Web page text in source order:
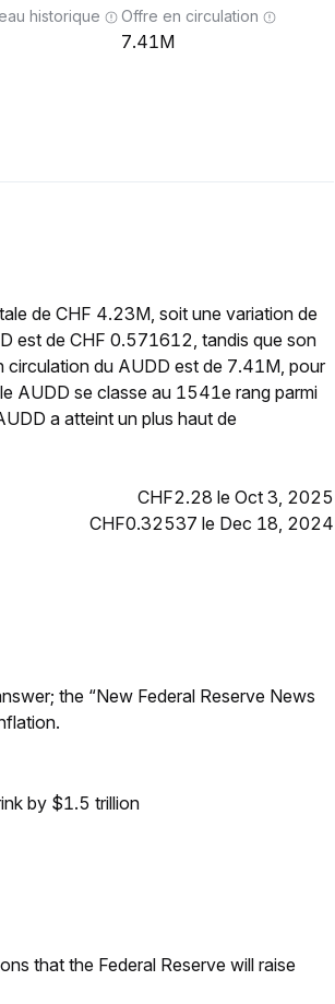
historique Offre en circulation
7.41M
de CHF 4.23M, soit une variation de
est de CHF 0.571612, tandis que son
du AUDD est de 7.41M, pour
AUDD se classe au 1541e rang parmi
a atteint un plus haut de
CHF2.28 le Oct 3, 2025
CHF0.32537 le Dec 18, 2024
the “New Federal Reserve News
by $1.5 trillion
that the Federal Reserve will raise